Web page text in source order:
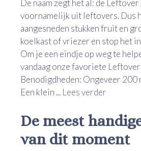
De naam zegt het al: de
voornamelijk uit leftovers. Dus
aangesneden stukken fruit en
koelkast of vriezer en stop het
Om je een eindje op weg te
vandaag onze favoriete
Benodigdheden: Ongeveer 200
Een klein ... Lees verder
De meest
van dit moment